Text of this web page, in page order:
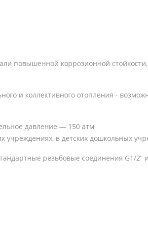
повышенной коррозионной
и коллективного отопления -
давление — 150 атм
в детских дошкольных
резьбовые соединения G1/